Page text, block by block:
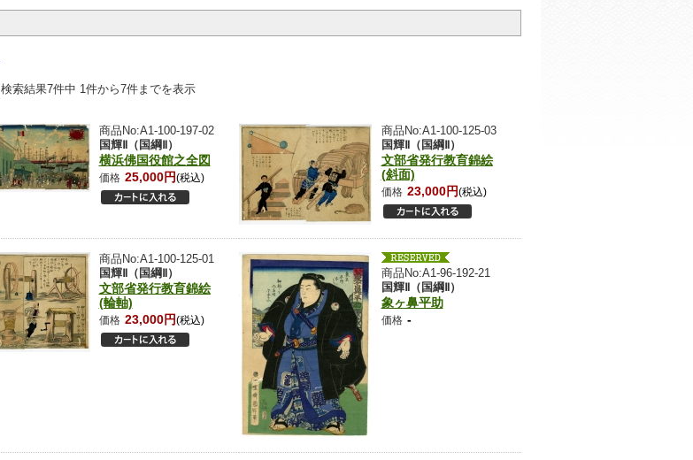
検索結果7件中 1件から7件までを表示
商品No:A1-100-197-02
国輝Ⅱ（国綱Ⅱ）
横浜佛国役館之全図
価格 25,000円(税込)
商品No:A1-100-125-03
国輝Ⅱ（国綱Ⅱ）
文部省発行教育錦絵
(斜面)
価格 23,000円(税込)
商品No:A1-100-125-01
国輝Ⅱ（国綱Ⅱ）
文部省発行教育錦絵
(輪軸)
価格 23,000円(税込)
商品No:A1-96-192-21
国輝Ⅱ（国綱Ⅱ）
象ヶ鼻平助
価格 -